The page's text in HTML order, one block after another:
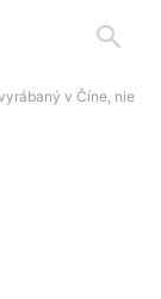
v Číne, nie